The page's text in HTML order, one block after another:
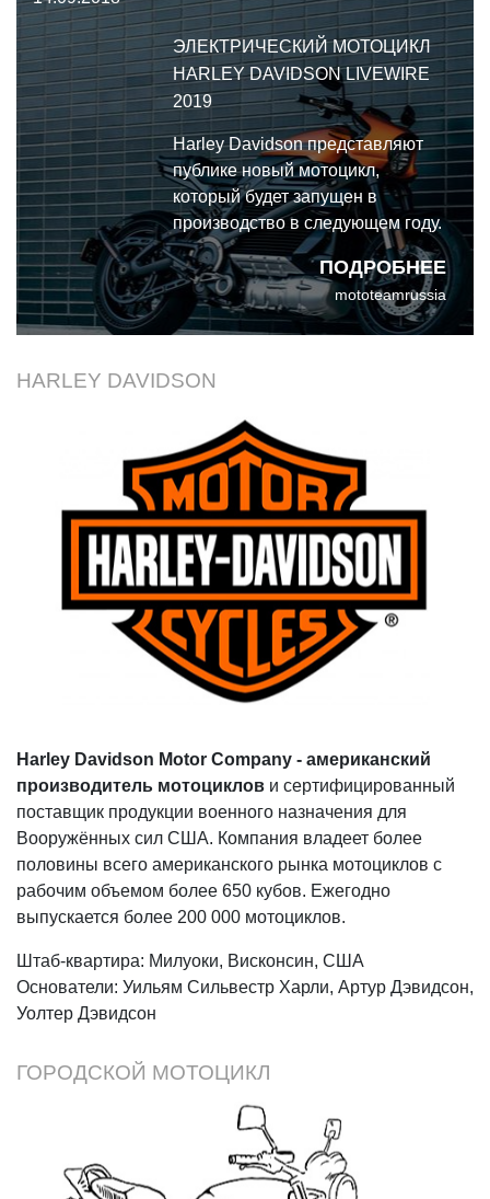
ЭЛЕКТРИЧЕСКИЙ МОТОЦИКЛ
HARLEY DAVIDSON LIVEWIRE
2019
ПОДРОБНЕЕ
Harley Davidson представляют
публике новый мотоцикл,
который будет запущен в
производство в следующем году.
Из всех новых моделей Harley
Davidson, что мы видели за
последние несколько месяцев,
мотоцикл LiveWire, пожалуй,
mototeamrussia
HARLEY DAVIDSON
Harley Davidson Motor Company - американский
производитель мотоциклов и сертифицированный
поставщик продукции военного назначения для
Вооружённых сил США. Компания владеет более
половины всего американского рынка мотоциклов с
рабочим объемом более 650 кубов. Ежегодно
выпускается более 200 000 мотоциклов.
Штаб-квартира: Милуоки, Висконсин, США
Основатели: Уильям Сильвестр Харли, Артур Дэвидсон,
Уолтер Дэвидсон
ГОРОДСКОЙ МОТОЦИКЛ